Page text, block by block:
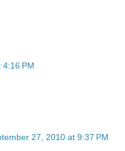
PM
27, 2010 at 9:37 PM